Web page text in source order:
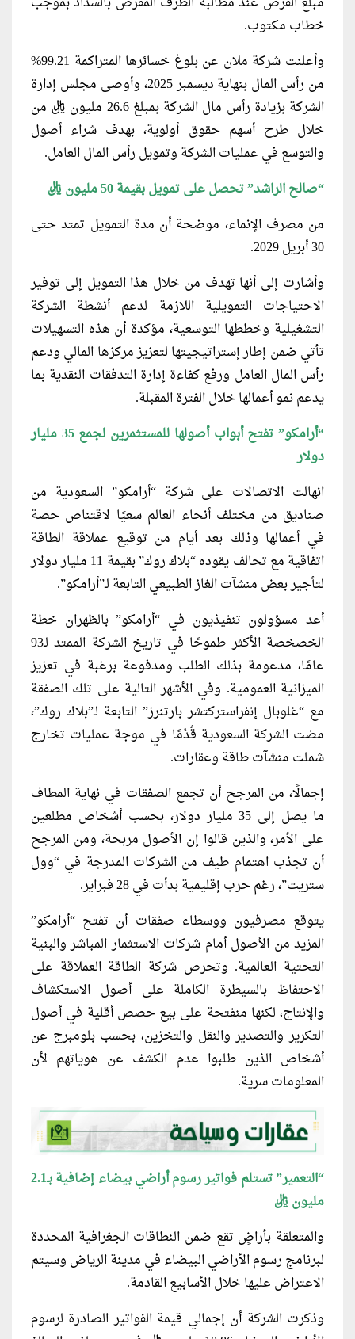
خطاب مكتوب.
وأعلنت شركة ملان عن بلوغ خسائرها المتراكمة 99.21%
من رأس المال بنهاية ديسمبر 2025، وأوصى مجلس إدارة
الشركة بزيادة رأس مال الشركة بمبلغ 26.6 مليون ريال من
خلال طرح أسهم حقوق أولوية، بهدف شراء أصول
والتوسع في عمليات الشركة وتمويل رأس المال العامل.
“صالح الراشد” تحصل على تمويل بقيمة 50 مليون ريال
من مصرف الإنماء، موضحة أن مدة التمويل تمتد حتى
30 أبريل 2029.
وأشارت إلى أنها تهدف من خلال هذا التمويل إلى توفير
الاحتياجات التمويلية اللازمة لدعم أنشطة الشركة
التشغيلية وخططها التوسعية، مؤكدة أن هذه التسهيلات
تأتي ضمن إطار إستراتيجيتها لتعزيز مركزها المالي ودعم
رأس المال العامل ورفع كفاءة إدارة التدفقات النقدية بما
يدعم نمو أعمالها خلال الفترة المقبلة.
“أرامكو” تفتح أبواب أصولها للمستثمرين لجمع 35 مليار
دولار
انهالت الاتصالات على شركة “أرامكو” السعودية من
صناديق من مختلف أنحاء العالم سعيًا لاقتناص حصة
في أعمالها وذلك بعد أيام من توقيع عملاقة الطاقة
اتفاقية مع تحالف يقوده “بلاك روك” بقيمة 11 مليار دولار
لتأجير بعض منشآت الغاز الطبيعي التابعة لـ”أرامكو”.
أعد مسؤولون تنفيذيون في “أرامكو” بالظهران خطة
الخصخصة الأكثر طموحًا في تاريخ الشركة الممتد لـ93
عامًا، مدعومة بذلك الطلب ومدفوعة برغبة في تعزيز
الميزانية العمومية. وفي الأشهر التالية على تلك الصفقة
مع “غلوبال إنفراستركتشر بارتنرز” التابعة لـ”بلاك روك”،
مضت الشركة السعودية قُدُمًا في موجة عمليات تخارج
شملت منشآت طاقة وعقارات.
إجمالًا، من المرجح أن تجمع الصفقات في نهاية المطاف
ما يصل إلى 35 مليار دولار، بحسب أشخاص مطلعين
على الأمر، والذين قالوا إن الأصول مربحة، ومن المرجح
أن تجذب اهتمام طيف من الشركات المدرجة في “وول
ستريت”، رغم حرب إقليمية بدأت في 28 فبراير.
يتوقع مصرفيون ووسطاء صفقات أن تفتح “أرامكو”
المزيد من الأصول أمام شركات الاستثمار المباشر والبنية
التحتية العالمية. وتحرص شركة الطاقة العملاقة على
الاحتفاظ بالسيطرة الكاملة على أصول الاستكشاف
والإنتاج، لكنها منفتحة على بيع حصص أقلية في أصول
التكرير والتصدير والنقل والتخزين، بحسب بلومبرج عن
أشخاص الذين طلبوا عدم الكشف عن هوياتهم لأن
المعلومات سرية.
“التعمير” تستلم فواتير رسوم أراضي بيضاء إضافية بـ2.1
مليون ريال
والمتعلقة بأراضٍ تقع ضمن النطاقات الجغرافية المحددة
لبرنامج رسوم الأراضي البيضاء في مدينة الرياض وسيتم
الاعتراض عليها خلال الأسابيع القادمة.
وذكرت الشركة أن إجمالي قيمة الفواتير الصادرة لرسوم